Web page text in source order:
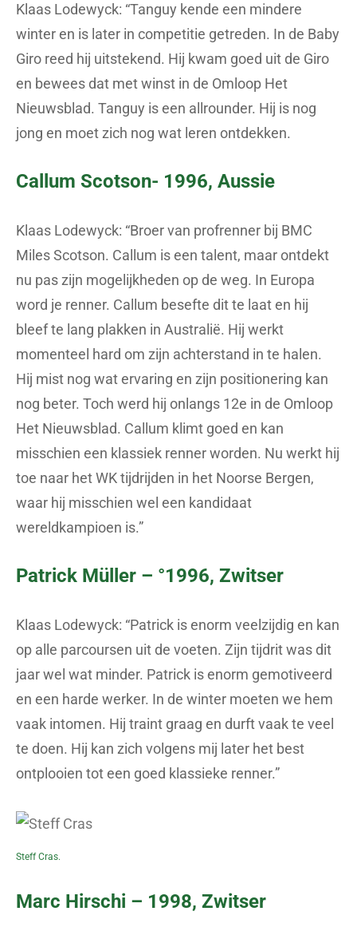
Klaas Lodewyck: “Tanguy kende een mindere
winter en is later in competitie getreden. In de Baby
Giro reed hij uitstekend. Hij kwam goed uit de Giro
en bewees dat met winst in de Omloop Het
Nieuwsblad. Tanguy is een allrounder. Hij is nog
jong en moet zich nog wat leren ontdekken.
Callum Scotson- 1996, Aussie
Klaas Lodewyck: “Broer van profrenner bij BMC
Miles Scotson. Callum is een talent, maar ontdekt
nu pas zijn mogelijkheden op de weg. In Europa
word je renner. Callum besefte dit te laat en hij
bleef te lang plakken in Australië. Hij werkt
momenteel hard om zijn achterstand in te halen.
Hij mist nog wat ervaring en zijn positionering kan
nog beter. Toch werd hij onlangs 12e in de Omloop
Het Nieuwsblad. Callum klimt goed en kan
misschien een klassiek renner worden. Nu werkt hij
toe naar het WK tijdrijden in het Noorse Bergen,
waar hij misschien wel een kandidaat
wereldkampioen is.”
Patrick Müller – °1996, Zwitser
Klaas Lodewyck: “Patrick is enorm veelzijdig en kan
op alle parcoursen uit de voeten. Zijn tijdrit was dit
jaar wel wat minder. Patrick is enorm gemotiveerd
en een harde werker. In de winter moeten we hem
vaak intomen. Hij traint graag en durft vaak te veel
te doen. Hij kan zich volgens mij later het best
ontplooien tot een goed klassieke renner.”
Steff Cras.
Marc Hirschi – 1998, Zwitser